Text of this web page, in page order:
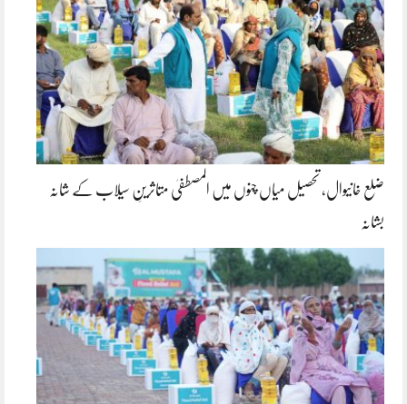
ضلع خانیوال، تحصیل میاں چنوں میں المصطفیٰ متاثرینِ سیلاب کے شانہ
بشانہ